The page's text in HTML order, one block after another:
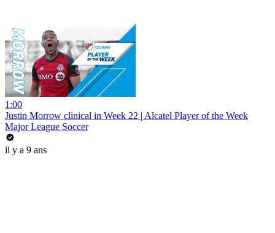
1:00
Justin Morrow clinical in Week 22 | Alcatel Player of the Week
Major League Soccer
il y a 9 ans